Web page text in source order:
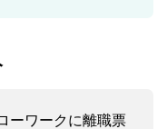
ーワークに離職票